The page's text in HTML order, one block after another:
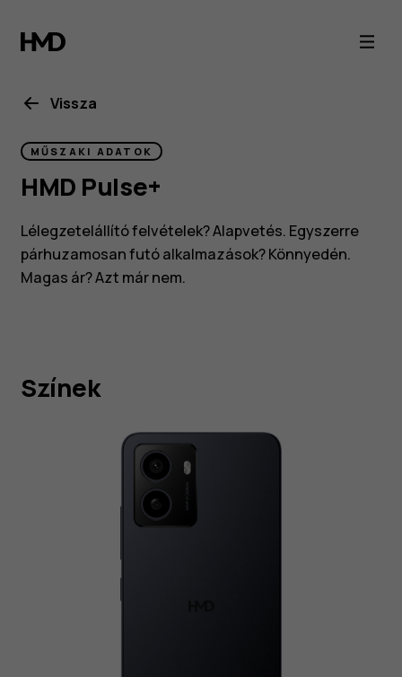
HMD
Pulse
specifications
Vissza
MŰSZAKI ADATOK
HMD Pulse+
Lélegzetelállító felvételek? Alapvetés. Egyszerre
párhuzamosan futó alkalmazások? Könnyedén.
Magas ár? Azt már nem.
Színek